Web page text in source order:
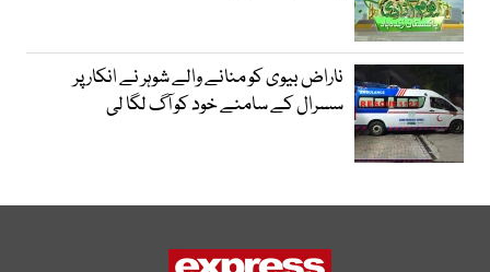
ناراض بیوی کو منانے والے شوہر نے انکار پر
سسرال کے سامنے خود کو آگ لگا لی